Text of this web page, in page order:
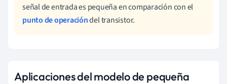
señal de entrada es pequeña en comparación con el
punto de operacióndel transistor.
Aplicaciones del modelo de pequeña